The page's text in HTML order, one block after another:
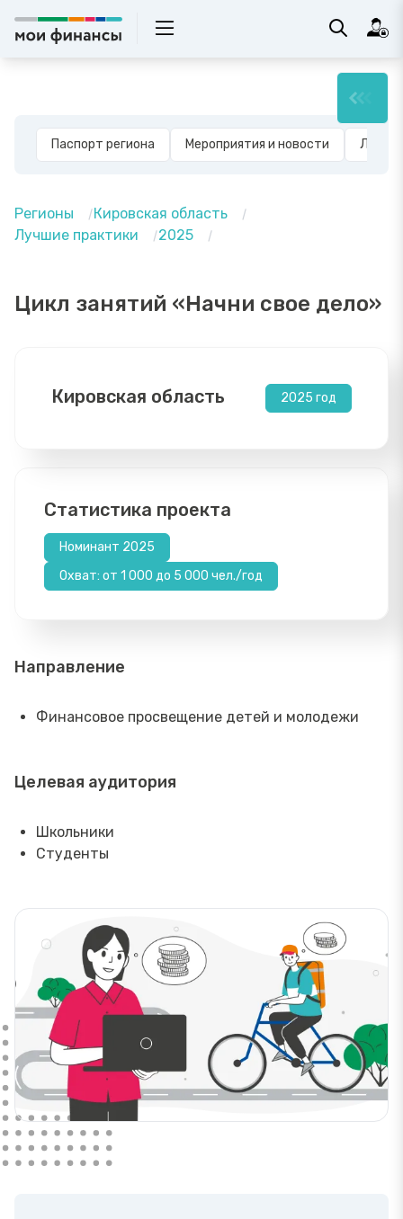
Паспорт региона Мероприятия и новости
Регионы
Кировская область
Лучшие практики
2025
Цикл занятий «Начни свое дело»
Кировская область 2025 год
Статистика проекта
Номинант 2025
Охват: от 1 000 до 5 000 чел./год
Направление
Финансовое просвещение детей и молодежи
Целевая аудитория
Школьники
Студенты